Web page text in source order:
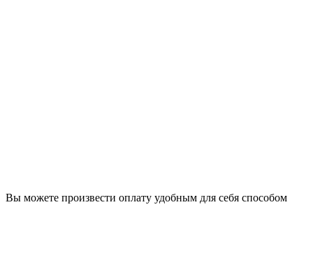
Вы можете произвести оплату удобным для себя способом